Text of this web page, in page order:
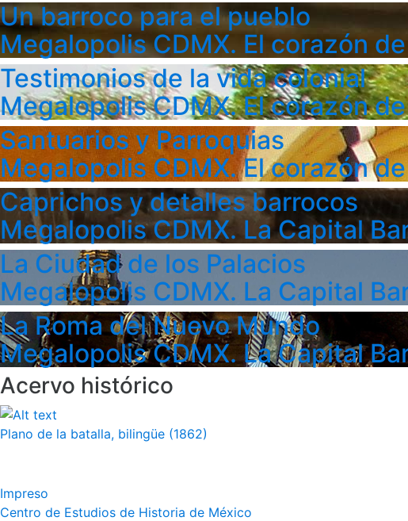
Un barroco para el pueblo
Megalopolis CDMX. El corazón
Testimonios de la vida colonial
Megalopolis CDMX. El corazón
Santuarios y Parroquias
Megalopolis CDMX. El corazón
Caprichos y detalles barrocos
Megalopolis CDMX. La Capital
La Ciudad de los Palacios
Megalopolis CDMX. La Capital
La Roma del Nuevo Mundo
Megalopolis CDMX. La Capital
Acervo histórico
Plano de la batalla, bilingüe (1862)
Impreso
Centro de Estudios de Historia de México